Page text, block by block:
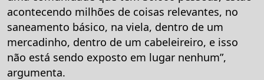
acontecendo milhões de coisas relevantes, no
saneamento básico, na viela, dentro de um
mercadinho, dentro de um cabeleireiro, e isso
não está sendo exposto em lugar nenhum”,
argumenta.